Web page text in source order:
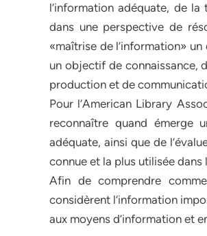
l’information adéquate, de
dans une perspective de
«maîtrise de l’information»
un objectif de connaissance,
production et de
Pour l’American Library
reconnaître quand émerge
adéquate, ainsi que de
connue et la plus utilisée dans
Afin de comprendre
considèrent l’information
aux moyens d’information et